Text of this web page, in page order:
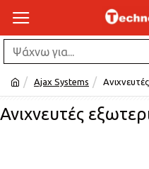
Ajax Systems
Ανιχνευτές